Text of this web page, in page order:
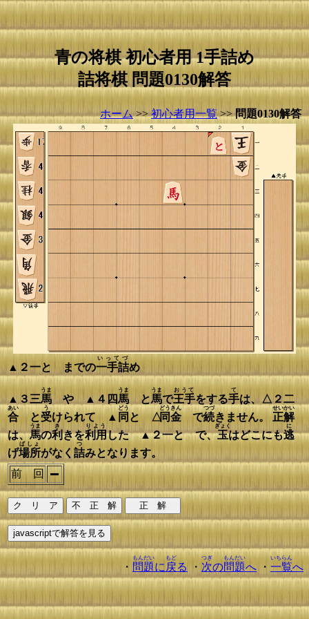
青の将棋 初心者用 1手詰め
詰将棋 問題0130解答
ホーム>>初心者用一覧>>問題0130解答
▲２一と までの一手詰
いってづ
め
▲３三馬
うま
や ▲４四馬
うま
と馬
うま
で王手
おうて
をする手
て
は、△２二
合
あい
と受
う
けられて ▲ 同
どう
と △同金
どうきん
で続
つづ
きません。正解
せいかい
は、馬
うま
の利
き
きを利用
りよう
した ▲２一と で、玉
ぎょく
はどこにも逃
に
げ場所
ばしょ
がなく 詰
つ
みとなります。
前 回
・ 問題
もんだい
に 戻
もど
る ・ 次
つぎ
の問題
もんだい
へ ・ 一覧
いちらん
へ